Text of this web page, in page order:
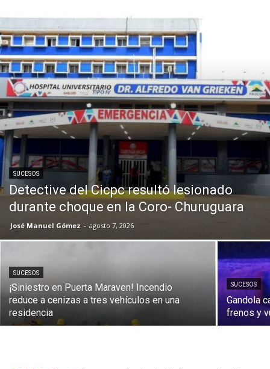
SUCESOS
Detective del Cicpc resultó lesionado
durante choque en la Coro- Churuguara
José Manuel Gómez - agosto 7, 2026
SUCESOS
¡Siniestro en Puerta Maraven! Incendio
reduce a cenizas a tres vehículos en una
residencia
SUCESOS
Gandola
frenos y